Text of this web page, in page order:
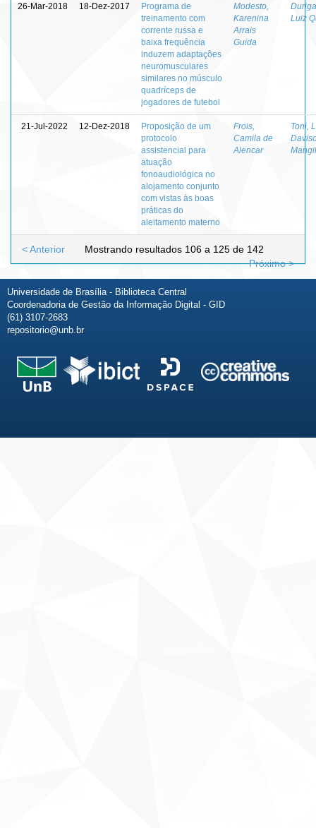
26-Mar-2018 18-Dez-2017
Programa de
treinamento com
corrente russa e
baixa frequência
induzem adaptações
neuromusculares
similares no músculo
quadríceps de
jogadores de futebol
Modesto,
Karenina
Arrais
Guida
Luiz
21-Jul-2022 12-Dez-2018
Proposição de um
protocolo
assistencial para
atuação
fonoaudiológica no
alojamento conjunto
com vistas às boas
práticas do
aleitamento materno
Frois,
Camila de
Alencar
Toni,
Mostrando resultados 106 a 125 de 142
< Anterior
Próximo >
Universidade de Brasília - Biblioteca Central
Coordenadoria de Gestão da Informação Digital - GID
(61) 3107-2683
repositorio@unb.br